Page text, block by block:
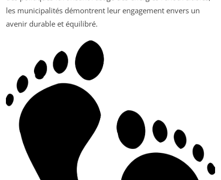
les municipalités démontrent leur engagement envers un
avenir durable et équilibré.